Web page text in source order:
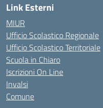
Link Esterni
MIUR
Ufficio Scolastico Regionale
Ufficio Scolastico Territoriale
Scuola in Chiaro
Iscrizioni On Line
Invalsi
Comune